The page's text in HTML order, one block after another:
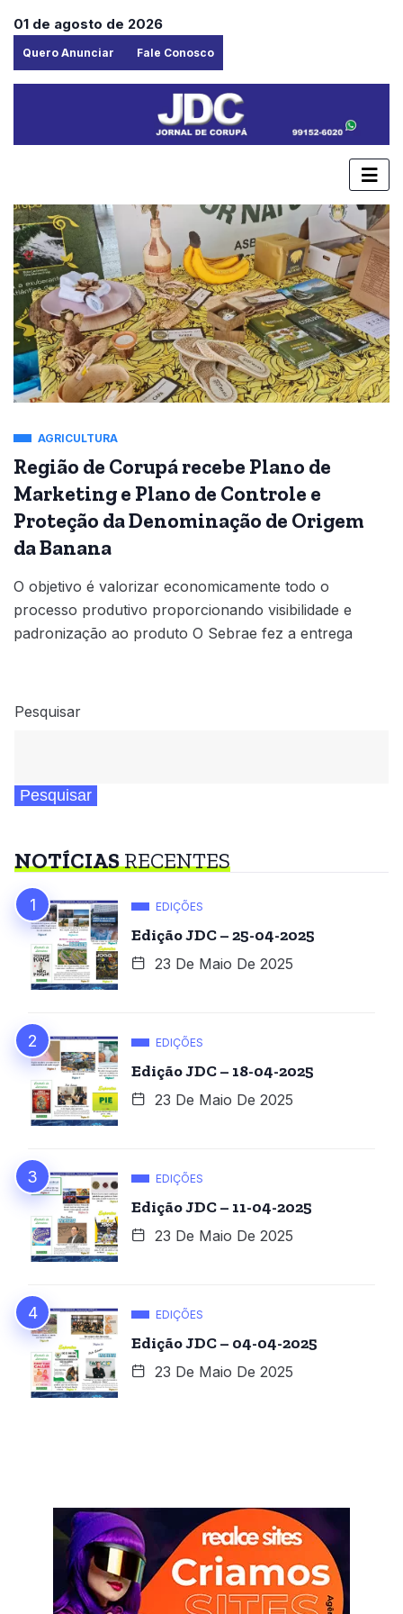
01 de agosto de 2026
Quero Anunciar Fale Conosco
AGRICULTURA
Região de Corupá recebe Plano de
Marketing e Plano de Controle e
Proteção da Denominação de Origem
da Banana
O objetivo é valorizar economicamente todo o
processo produtivo proporcionando visibilidade e
padronização ao produto O Sebrae fez a entrega
Pesquisar
Pesquisar
NOTÍCIASRECENTES
EDIÇÕES
Edição JDC – 25-04-2025
23 De Maio De 2025
EDIÇÕES
Edição JDC – 18-04-2025
23 De Maio De 2025
EDIÇÕES
Edição JDC – 11-04-2025
23 De Maio De 2025
EDIÇÕES
Edição JDC – 04-04-2025
23 De Maio De 2025